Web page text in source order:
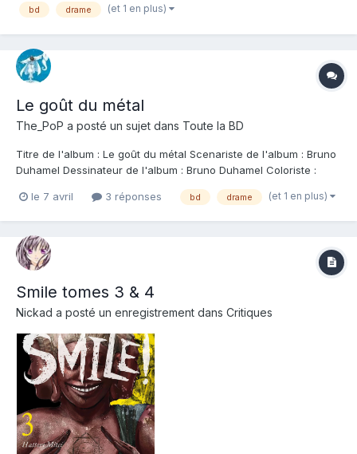
destins s'entrecroisent dans cette histoire qui nous entra...
bd drame (et 1 en plus)
Le goût du métal
The_PoP a posté un sujet dans Toute la BD
Titre de l'album : Le goût du métal Scenariste de l'album : Bruno
Duhamel Dessinateur de l'album : Bruno Duhamel Coloriste :
de l'album : Dans la région, les trésors, ça ne court pas les rues.
le 7 avril 3 réponses bd drame (et 1 en plus)
Smile tomes 3 & 4
Nickad a posté un enregistrement dans Critiques